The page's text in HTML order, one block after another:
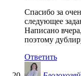
Спасибо за
следующее
Написано
поэтому
Ответить